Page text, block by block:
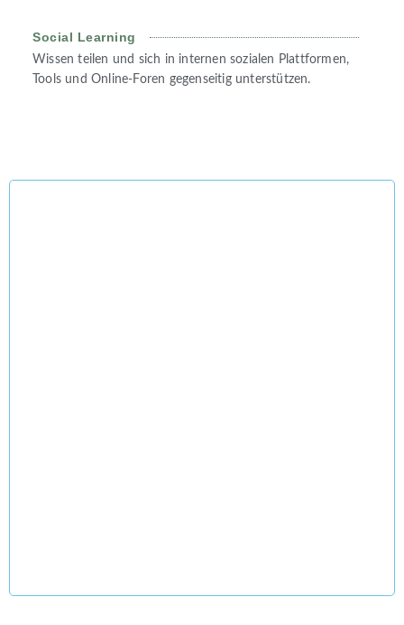
Social Learning
Wissen teilen und sich in internen sozialen Plattformen,
Tools und Online-Foren gegenseitig unterstützen.